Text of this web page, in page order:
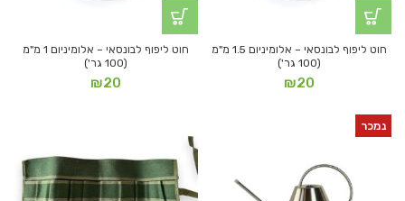
חוט ליפוף לבונסאי – אלומיניום 1.5 מ"מ
(100 גר')
₪20
חוט ליפוף לבונסאי – אלומיניום 1 מ"מ
(100 גר')
₪20
נמכר